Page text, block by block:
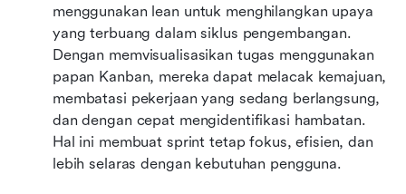
menggunakan lean untuk menghilangkan upaya
yang terbuang dalam siklus pengembangan.
Dengan memvisualisasikan tugas menggunakan
papan Kanban, mereka dapat melacak kemajuan,
membatasi pekerjaan yang sedang berlangsung,
dan dengan cepat mengidentifikasi hambatan.
Hal ini membuat sprint tetap fokus, efisien, dan
lebih selaras dengan kebutuhan pengguna.